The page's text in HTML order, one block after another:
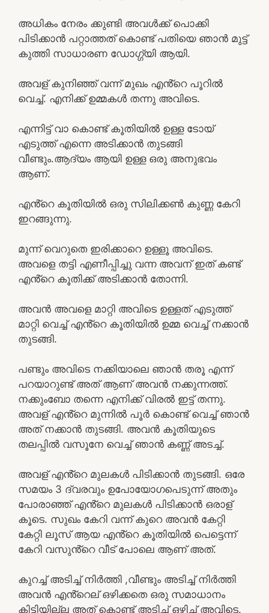
അധികം നേരം ക്കുണ്ടി അവൾക്ക് പൊക്കി
പിടിക്കാൻ പറ്റാത്തത് കൊണ്ട് പതിയെ ഞാൻ മുട്ട്
കുത്തി സാധാരണ ഡോഗ്ഗ്യി ആയി.
അവള് കുനിഞ്ഞ് വന്ന് മുഖം എൻ്റെ പൂറിൽ
വെച്ച്. എനിക്ക് ഉമ്മകൾ തന്നു അവിടെ.
എന്നിട്ട് വാ കൊണ്ട് കൂതിയിൽ ഉള്ള ടോയ്
എടുത്ത് എന്നെ അടിക്കാൻ തുടങ്ങി
വീണ്ടും.ആദ്യം ആയി ഉള്ള ഒരു അനുഭവം
ആണ്.
എൻ്റെ കൂതിയിൽ ഒരു സിലിക്കൺ കുണ്ണ കേറി
ഇറങ്ങുന്നു.
മുന്ന് വെറുതെ ഇരിക്കാറെ ഉള്ളൂ അവിടെ.
അവളെ തട്ടി എണീപ്പിച്ചു വന്ന അവന് ഇത് കണ്ട്
എൻ്റെ കൂതിക്ക് അടിക്കാൻ തോന്നി.
അവൻ അവളെ മാറ്റി അവിടെ ഉള്ളത് എടുത്ത്
മാറ്റി വെച്ച് എൻ്റെ കൂതിയിൽ ഉമ്മ വെച്ച് നക്കാൻ
തുടങ്ങി.
പണ്ടും അവിടെ നക്കിയാലെ ഞാൻ തരൂ എന്ന്
പറയാറുണ്ട് അത് ആണ് അവൻ നക്കുന്നത്ത്.
നക്കുംബോ തന്നെ എനിക്ക് വിരൽ ഇട്ട് തന്നു.
അവള് എൻ്റെ മുന്നിൽ പൂർ കൊണ്ട് വെച്ച് ഞാൻ
അത് നക്കാൻ തുടങ്ങി. അവൻ കൂതിയുടെ
തലപ്പിൽ വസൂനേ വെച്ച് ഞാൻ കണ്ണ് അടച്ച്.
അവള് എൻ്റെ മുലകൾ പിടിക്കാൻ തുടങ്ങി. ഒരേ
സമയം 3 ദ്വരവും ഉപോയോഗപെടുന്ന് അതും
പോരാഞ്ഞ് എൻ്റെ മുലകൾ പിടിക്കാൻ ഒരാള്
കൂടെ. സുഖം കേറി വന്ന് കുറെ അവൻ കേറ്റി
കേറ്റി ലൂസ് ആയ എൻ്റെ കൂതിയിൽ പെട്ടെന്ന്
കേറി വസുൻ്റെ വീട് പോലെ ആണ് അത്.
കുറച്ച് അടിച്ച് നിർത്തി ,വീണ്ടും അടിച്ച് നിർത്തി
അവൻ എൻ്റെല് ഒഴിക്കതെ ഒരു സമാധാനം
കിട്ടിയില്ല അത് കൊണ്ട് അടിച്ച് ഒഴിച്ച് അവിടെ.